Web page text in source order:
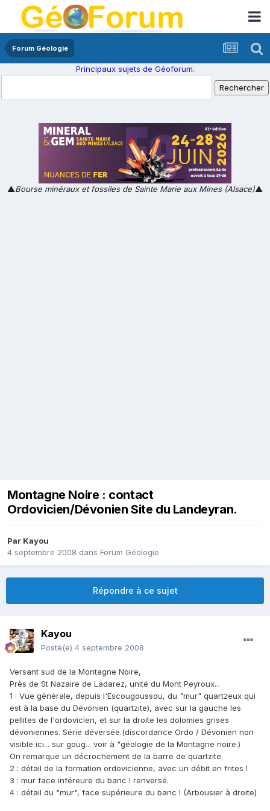
Forum Géologie
Principaux sujets de Géoforum.
▲Bourse minéraux et fossiles de Sainte Marie aux Mines (Alsace)▲
Montagne Noire : contact
Ordovicien/Dévonien Site du Landeyran.
Par Kayou
4 septembre 2008 dans Forum Géologie
Répondre à ce sujet
Kayou
Posté(e) 4 septembre 2008
Versant sud de la Montagne Noire,
Près de St Nazaire de Ladarez, unité du Mont Peyroux...
1 : Vue générale, depuis l'Escougoussou, du "mur" quartzeux qui
est à la base du Dévonien (quartzite), avec sur la gauche les
pellites de l'ordovicien, et sur la droite les dolomies grises
dévoniennes. Série déversée.(discordance Ordo / Dévonien non
visible ici... sur goug... voir à "géologie de la Montagne noire.)
On remarque un décrochement de la barre de quartzite.
2 : détail de la formation ordovicienne, avec un débit en frites !
3 : mur face inféreure du banc ! renversé.
4 : détail du "mur", face supérieure du banc ! (Arbousier à droite)